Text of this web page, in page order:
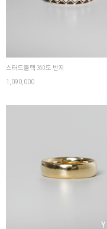
스터드블랙 360도 반지
1,090,000